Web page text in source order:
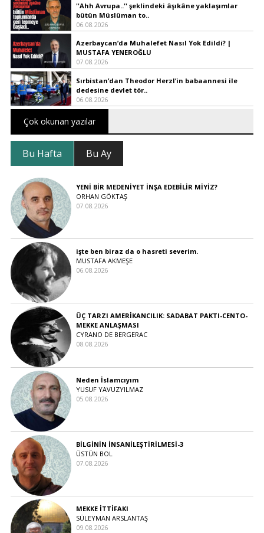
''Ahh Avrupa..'' şeklindeki âşıkâne yaklaşımlar
bütün Müslüman to..
06.08.2026
Azerbaycan’da Muhalefet Nasıl Yok Edildi? |
MUSTAFA YENEROĞLU
07.08.2026
Sırbistan’dan Theodor Herzl’in babaannesi ile
dedesine devlet tör..
06.08.2026
Çok okunan yazılar
Bu Hafta Bu Ay
YENİ BİR MEDENİYET İNŞA EDEBİLİR MİYİZ?
ORHAN GÖKTAŞ
07.08.2026
işte ben biraz da o hasreti severim.
MUSTAFA AKMEŞE
06.08.2026
ÜÇ TARZI AMERİKANCILIK: SADABAT PAKTI-CENTO-
MEKKE ANLAŞMASI
CYRANO DE BERGERAC
08.08.2026
Neden İslamcıyım
YUSUF YAVUZYILMAZ
05.08.2026
BİLGİNİN İNSANİLEŞTİRİLMESİ-3
ÜSTÜN BOL
07.08.2026
MEKKE İTTİFAKI
SÜLEYMAN ARSLANTAŞ
09.08.2026